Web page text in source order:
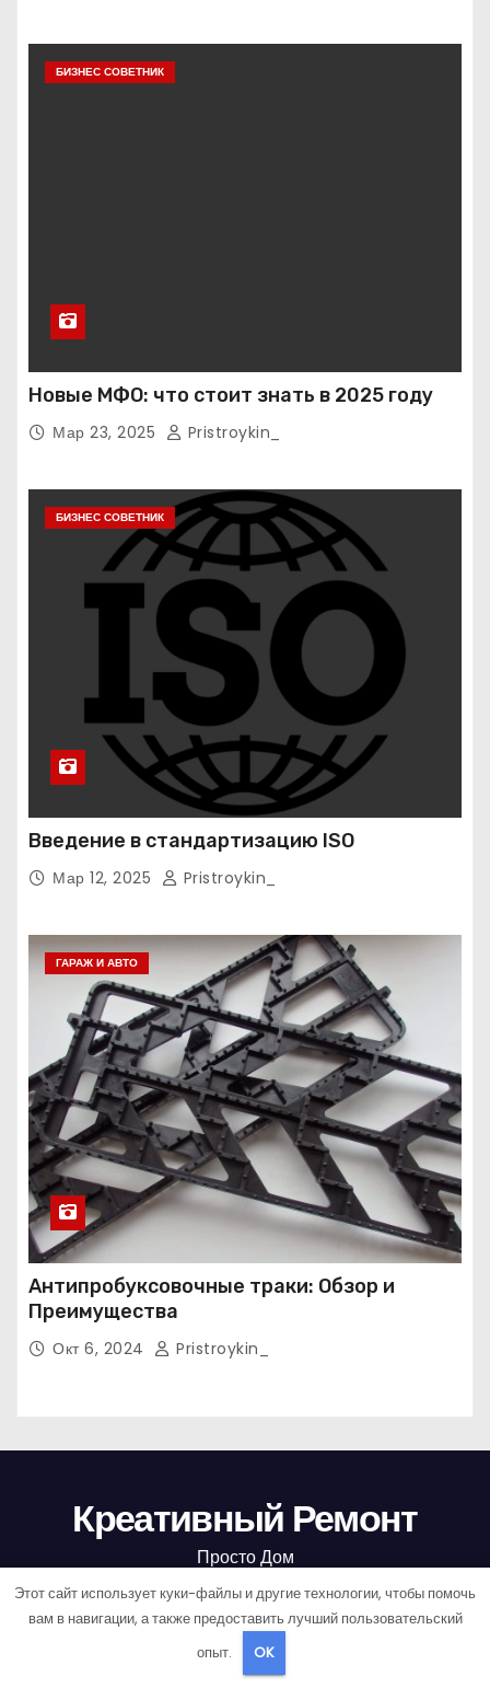
БИЗНЕС СОВЕТНИК
Новые МФО: что стоит знать в 2025 году
Мар 23, 2025 Pristroykin_
БИЗНЕС СОВЕТНИК
Введение в стандартизацию ISO
Мар 12, 2025 Pristroykin_
ГАРАЖ И АВТО
Антипробуксовочные траки: Обзор и
Преимущества
Окт 6, 2024 Pristroykin_
Креативный Ремонт
Просто Дом
Сайт работает на WordPress|Тема: Newses, автор
Этот сайт использует куки-файлы и другие технологии, чтобы помочь
вам в навигации, а также предоставить лучший пользовательский
опыт.
OK